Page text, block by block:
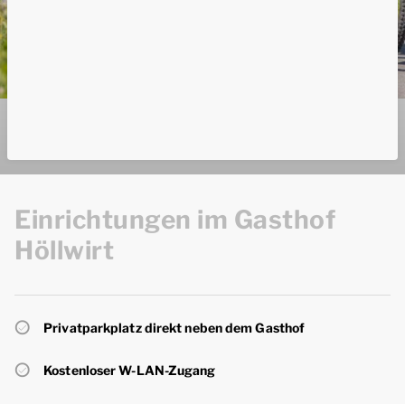
Einrichtungen im Gasthof
Höllwirt
Privatparkplatz direkt neben dem Gasthof
Kostenloser W-LAN-Zugang